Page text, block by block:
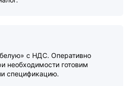
с НДС. Оперативно
необходимости готовим
спецификацию.